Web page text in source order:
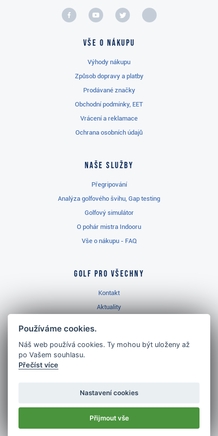
Vše o nákupu
Výhody nákupu
Způsob dopravy a platby
Prodávané značky
Obchodní podmínky, EET
Vrácení a reklamace
Ochrana osobních údajů
Naše služby
Přegripování
Analýza golfového švihu, Gap testing
Golfový simulátor
O pohár mistra Indooru
Vše o nákupu - FAQ
Golf pro všechny
Kontakt
Aktuality
Golfový slovník
Nejlépe hodnocený
v ČR
Používáme cookies.
Náš web používá cookies. Ty mohou být uloženy až
po Vašem souhlasu.
Přečíst více
Nastavení cookies
Přijmout vše